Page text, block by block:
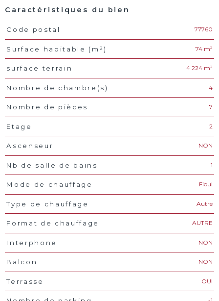
Caractéristiques du bien
Caractéristiques Valeurs
Code postal 77760
Surface habitable (m²) 74 m²
surface terrain 4 224 m²
Nombre de chambre(s) 4
Nombre de pièces 7
Etage 2
Ascenseur NON
Nb de salle de bains 1
Mode de chauffage Fioul
Type de chauffage Autre
Format de chauffage AUTRE
Interphone NON
Balcon NON
Terrasse OUI